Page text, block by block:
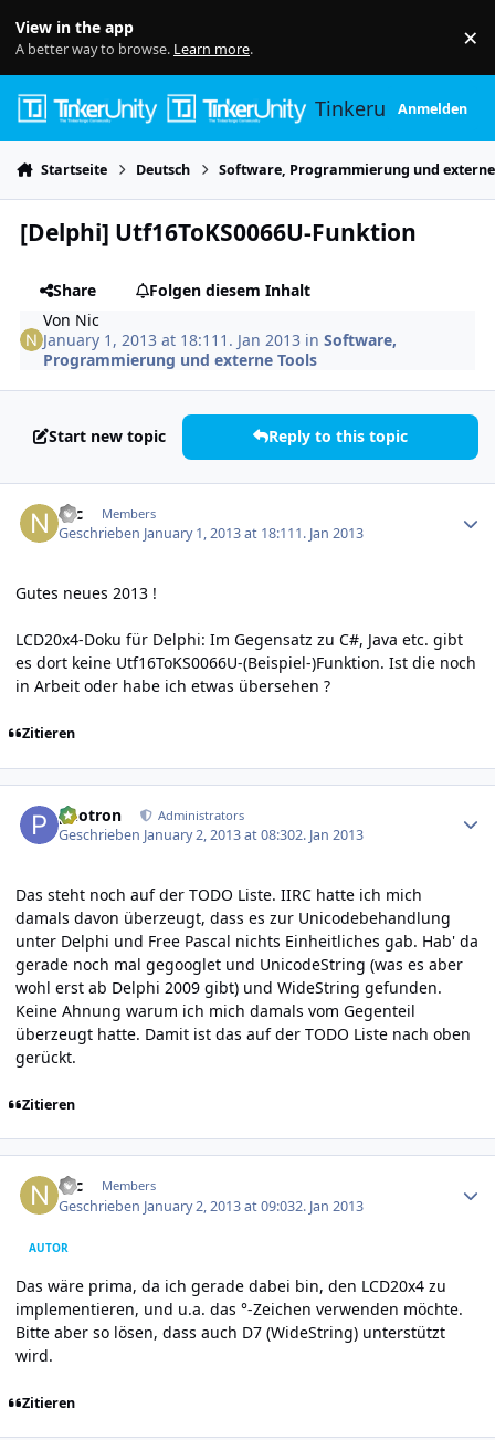
View in the app
A better way to browse. Learn more. ×
TinkerunityAnmelden
Startseite Deutsch Software, Programmierung und
[Delphi] Utf16ToKS0066U-Funktion
Share
Folgen diesem Inhalt
Von Nic
January 1, 2013 at 18:11 1. Jan 2013 inSoftware,
Programmierung und externe Tools
Start new topic Reply to this topic
Nic Members
Geschrieben January 1, 2013 at 18:111. Jan 2013
Gutes neues 2013 !
LCD20x4-Doku für Delphi: Im Gegensatz zu C#, Java etc. gibt
es dort keine Utf16ToKS0066U-(Beispiel-)Funktion. Ist die noch
in Arbeit oder habe ich etwas übersehen ?
Zitieren
photron Administrators
Geschrieben January 2, 2013 at 08:302. Jan 2013
Das steht noch auf der TODO Liste. IIRC hatte ich mich
damals davon überzeugt, dass es zur Unicodebehandlung
unter Delphi und Free Pascal nichts Einheitliches gab. Hab' da
gerade noch mal gegooglet und UnicodeString (was es aber
wohl erst ab Delphi 2009 gibt) und WideString gefunden.
Keine Ahnung warum ich mich damals vom Gegenteil
überzeugt hatte. Damit ist das auf der TODO Liste nach oben
gerückt.
Zitieren
Nic Members
Geschrieben January 2, 2013 at 09:032. Jan 2013
AUTOR
Das wäre prima, da ich gerade dabei bin, den LCD20x4 zu
implementieren, und u.a. das °-Zeichen verwenden möchte.
Bitte aber so lösen, dass auch D7 (WideString) unterstützt
wird.
Zitieren